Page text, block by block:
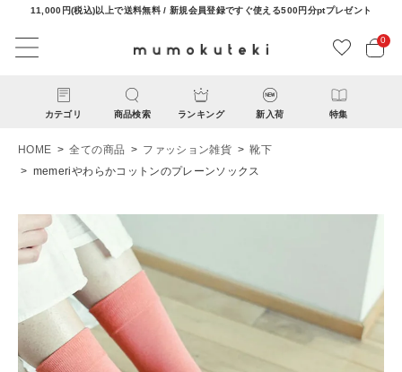
11,000円(税込)以上で送料無料 / 新規会員登録ですぐ使える500円分ptプレゼント
0
カテゴリ 商品検索 ランキング 新入荷 特集
ACCOUNT MENU
ようこそ ゲスト 様
HOME 全ての商品 ファッション雑貨
靴下
memeriやわらかコットンのプレーンソックス